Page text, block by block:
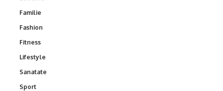
Familie
Fashion
Fitness
Lifestyle
Sanatate
Sport